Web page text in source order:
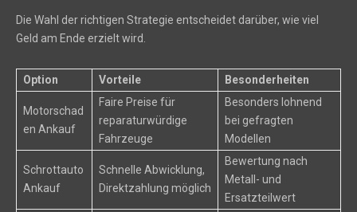
Die Wahl der richtigen Strategie entscheidet darüber, wie viel
Geld am Ende erzielt wird.
Option Vorteile Besonderheiten
Motorschad
en Ankauf
Faire Preise für
reparaturwürdige
Fahrzeuge
Besonders lohnend
bei gefragten
Modellen
Schrottauto
Ankauf
Schnelle Abwicklung,
Direktzahlung möglich
Bewertung nach
Metall- und
Ersatzteilwert